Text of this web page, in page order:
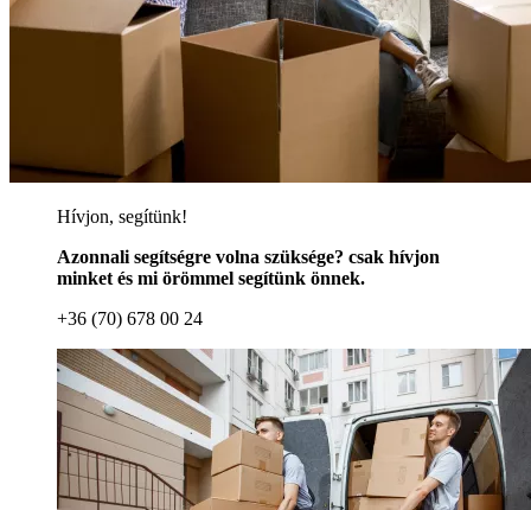
Hívjon, segítünk!
Azonnali segítségre volna szüksége? csak hívjon
minket és mi örömmel segítünk önnek.
+36 (70) 678 00 24